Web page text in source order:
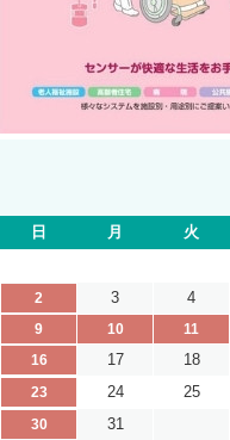
日 月 火
2
3 4
9
10 11
16
17 18
23
24 25
30
31